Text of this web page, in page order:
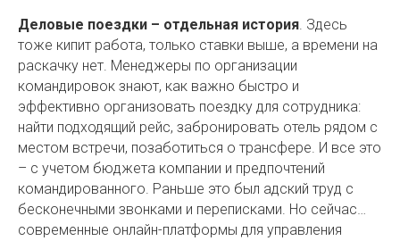
Деловые поездки – отдельная история. Здесь
тоже кипит работа, только ставки выше, а времени на
раскачку нет. Менеджеры по организации
командировок знают, как важно быстро и
эффективно организовать поездку для сотрудника:
найти подходящий рейс, забронировать отель рядом с
местом встречи, позаботиться о трансфере. И все это
– с учетом бюджета компании и предпочтений
командированного. Раньше это был адский труд с
бесконечными звонками и переписками. Но сейчас…
современные онлайн-платформы для управления